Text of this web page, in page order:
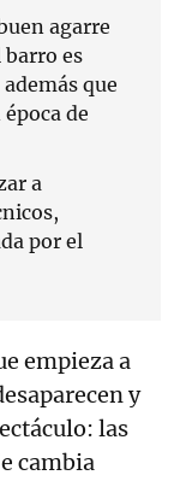
agarre
barro es
que
de
a
por el
empieza a
y
las
cambia